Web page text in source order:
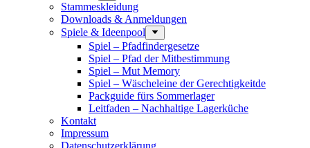
Stammeskleidung
Downloads & Anmeldungen
Spiele & Ideenpool
Spiel – Pfadfindergesetze
Spiel – Pfad der Mitbestimmung
Spiel – Mut Memory
Spiel – Wäscheleine der Gerechtigkeitde
Packguide fürs Sommerlager
Leitfaden – Nachhaltige Lagerküche
Kontakt
Impressum
Datenschutz­erklärung